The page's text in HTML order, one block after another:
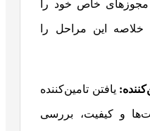
خاص خود را
این مراحل را
یافتن تامین‌کننده
و کیفیت، بررسی